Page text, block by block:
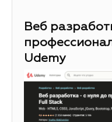
Веб
Udemy